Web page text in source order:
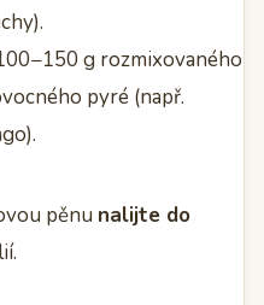
g rozmixovaného
pyré (např.
pěnu nalijte do